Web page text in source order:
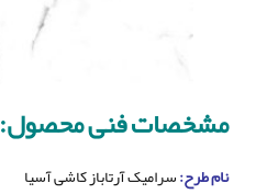
مشخصات فنی محصول:
نام طرح:سرامیک آرتاباز کاشی آسیا